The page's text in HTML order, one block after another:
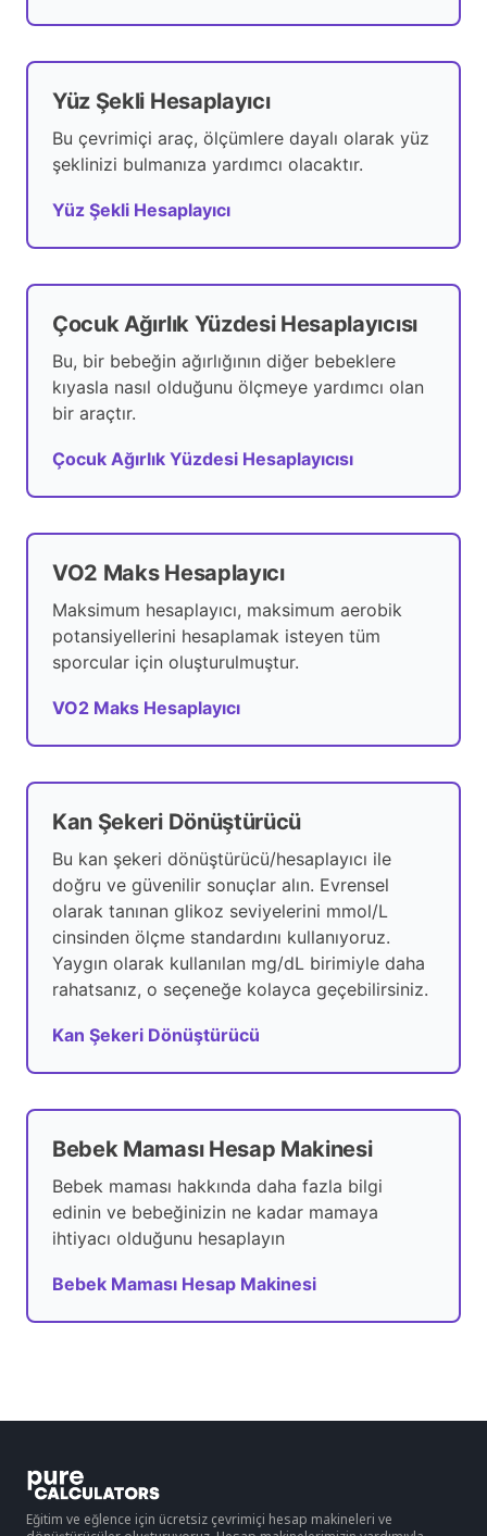
Yüz Şekli Hesaplayıcı
Bu çevrimiçi araç, ölçümlere dayalı olarak yüz
şeklinizi bulmanıza yardımcı olacaktır.
Yüz Şekli Hesaplayıcı
Çocuk Ağırlık Yüzdesi Hesaplayıcısı
Bu, bir bebeğin ağırlığının diğer bebeklere
kıyasla nasıl olduğunu ölçmeye yardımcı olan
bir araçtır.
Çocuk Ağırlık Yüzdesi Hesaplayıcısı
VO2 Maks Hesaplayıcı
Maksimum hesaplayıcı, maksimum aerobik
potansiyellerini hesaplamak isteyen tüm
sporcular için oluşturulmuştur.
VO2 Maks Hesaplayıcı
Kan Şekeri Dönüştürücü
Bu kan şekeri dönüştürücü/hesaplayıcı ile
doğru ve güvenilir sonuçlar alın. Evrensel
olarak tanınan glikoz seviyelerini mmol/L
cinsinden ölçme standardını kullanıyoruz.
Yaygın olarak kullanılan mg/dL birimiyle daha
rahatsanız, o seçeneğe kolayca geçebilirsiniz.
Kan Şekeri Dönüştürücü
Bebek Maması Hesap Makinesi
Bebek maması hakkında daha fazla bilgi
edinin ve bebeğinizin ne kadar mamaya
ihtiyacı olduğunu hesaplayın
Bebek Maması Hesap Makinesi
Eğitim ve eğlence için ücretsiz çevrimiçi hesap makineleri ve